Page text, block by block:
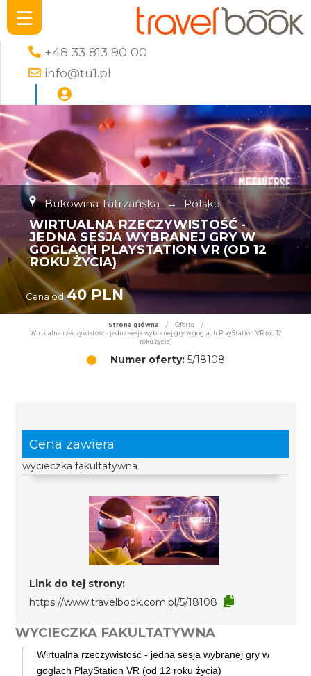
+48 33 813 90 00
info@tu1.pl
Bukowina Tatrzańska → Polska
WIRTUALNA RZECZYWISTOŚĆ -
JEDNA SESJA WYBRANEJ GRY W
GOGLACH PLAYSTATION VR (OD 12
ROKU ŻYCIA)
Cena od 40 PLN
Strona główna / Oferta
/
Wirtualna rzeczywistość - jedna sesja wybranej gry w goglach PlayStation VR (od 12
roku życia)
Numer oferty:5/18108
Cena zawiera
wycieczka fakultatywna
Link do tej strony:
https://www.travelbook.com.pl/5/18108
WYCIECZKA FAKULTATYWNA
Wirtualna rzeczywistość - jedna sesja wybranej gry w
goglach PlayStation VR (od 12 roku życia)